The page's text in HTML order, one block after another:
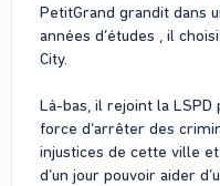
PetitGrand grandit dans
années d’études , il
City.
Là-bas, il rejoint la
force d’arrêter des
injustices de cette ville
d’un jour pouvoir aider